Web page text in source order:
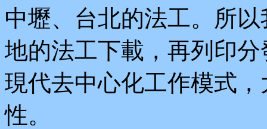
中壢、台北的法工。所
地的法工下載，再列印
現代去中心化工作模式
性。